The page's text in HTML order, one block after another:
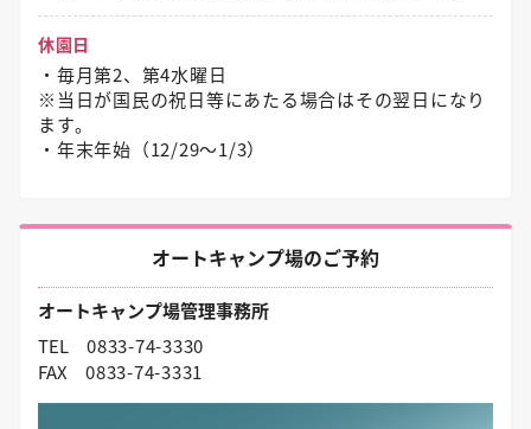
休園日
・毎月第2、第4水曜日
※当日が国民の祝日等にあたる場合はその翌日になり
ます。
・年末年始（12/29〜1/3）
オートキャンプ場のご予約
オートキャンプ場管理事務所
TEL 0833-74-3330
FAX 0833-74-3331